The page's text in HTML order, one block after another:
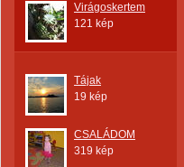
Virágoskertem
121 kép
Tájak
19 kép
CSALÁDOM
319 kép